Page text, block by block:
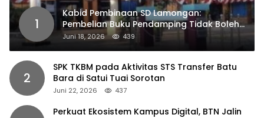
1
Kabid Pembinaan SD Lamongan:
Pembelian Buku Pendamping Tidak Boleh
Dipaksakan
Juni 18, 2026 439
2
SPK TKBM pada Aktivitas STS Transfer Batu
Bara di Satui Tuai Sorotan
Juni 22, 2026 437
Perkuat Ekosistem Kampus Digital, BTN Jalin